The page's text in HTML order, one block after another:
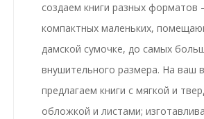
создаем книги разных
компактных маленьких,
дамской сумочке, до самых
внушительного размера. На ваш
предлагаем книги с мягкой и
обложкой и листами;